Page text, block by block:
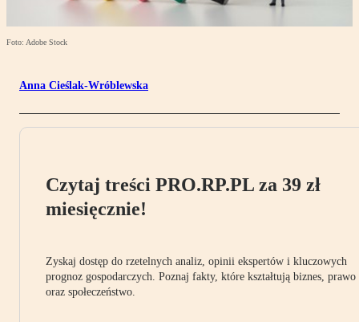
Foto: Adobe Stock
Anna Cieślak-Wróblewska
Czytaj treści PRO.RP.PL za 39 zł
miesięcznie!
Zyskaj dostęp do rzetelnych analiz, opinii ekspertów i kluczowych
prognoz gospodarczych. Poznaj fakty, które kształtują biznes, prawo
oraz społeczeństwo.